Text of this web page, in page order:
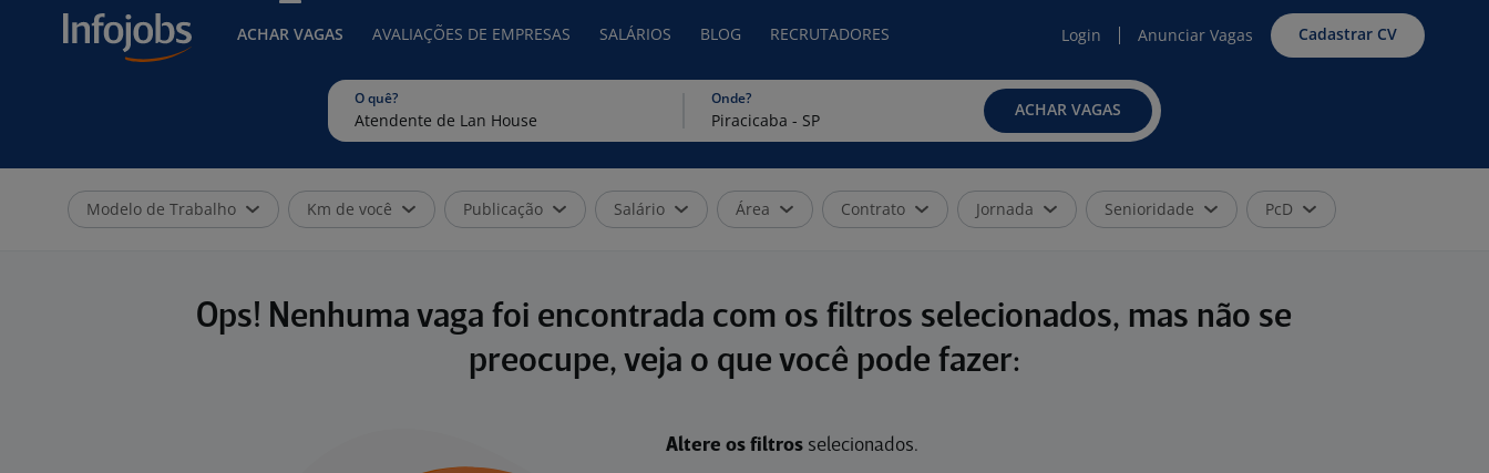
ACHAR VAGAS AVALIAÇÕES DE EMPRESAS SALÁRIOS BLOG RECRUTADORES Login Anunciar Vagas Cadastrar CV
O quê? Onde?
ACHAR VAGAS
Modelo de Trabalho Km de você Publicação Salário Área Contrato Jornada Senioridade PcD
Ops! Nenhuma vaga foi encontrada com os filtros selecionados, mas não se
preocupe, veja o que você pode fazer:
Altere os filtrosselecionados.